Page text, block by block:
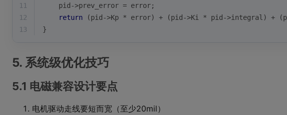
11
    pid->prev_error = error;
12
return (pid->Kp * error) + (pid->Ki * pid->integral) +
13
}
5. 系统级优化技巧
5.1 电磁兼容设计要点
电机驱动走线要短而宽（至少20mil）